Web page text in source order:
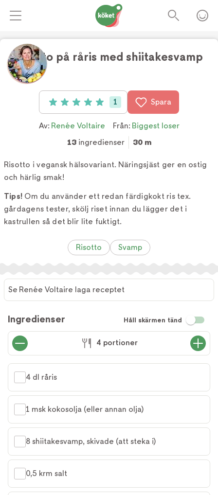
Risotto på råris med shiitakesvamp
Betyg: 5 av 5 (1 röster)
1 Spara
Av: Renée Voltaire Från: Biggest loser
13ingredienser 30 m
Risotto i vegansk hälsovariant. Näringsjäst ger en ostig
och härlig smak!
Tips! Om du använder ett redan färdigkokt ris tex.
gårdagens tester, skölj riset innan du lägger det i
kastrullen så det blir lite fuktigt.
Risotto Svamp
Se Renée Voltaire laga receptet
Ingredienser Håll skärmen tänd
4 portioner
4 dl råris
1 msk kokosolja (eller annan olja)
8 shiitakesvamp, skivade (att steka i)
0,5 krm salt